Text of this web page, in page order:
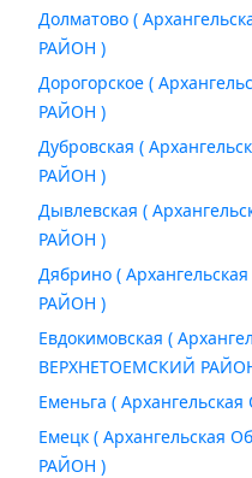
Долматово (
РАЙОН )
Дорогорское (
РАЙОН )
Дубровская (
РАЙОН )
Дывлевская (
РАЙОН )
Дябрино (
РАЙОН )
Евдокимовская (
ВЕРХНЕТОЕМСКИЙ
Еменьга (
Емецк ( Архангельская
РАЙОН )